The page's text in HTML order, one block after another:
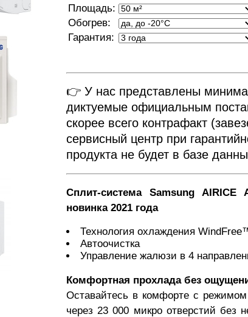
Площадь:
Обогрев:
Гарантия:
👉 У нас представлены
диктуемые официальным
скорее всего контрафакт
сервисный центр при
продукта не будет в базе
Сплит-система Samsung AIRICE
новинка 2021 года
Технология охлаждения
Автоочистка
Управление жалюзи в 4
Комфортная прохлада без
Оставайтесь в комфорте с
через 23 000 микро отверстий без